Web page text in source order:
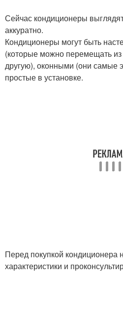
Сейчас кондиционеры
аккуратно.
Кондиционеры могут быть
(которые можно перемещать
другую), оконными (они самые
простые в установке.
Перед покупкой кондиционера
характеристики и